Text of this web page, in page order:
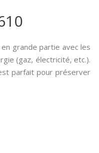
grande partie avec les
(gaz, électricité, etc.).
parfait pour préserver